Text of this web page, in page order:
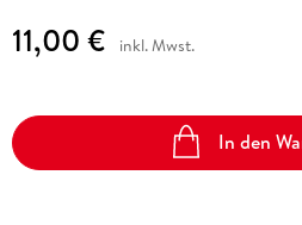
11,00 € inkl. Mwst.
In den